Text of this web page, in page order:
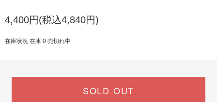
4,400円(税込4,840円)
在庫状況 在庫 0 売切れ中
SOLD OUT